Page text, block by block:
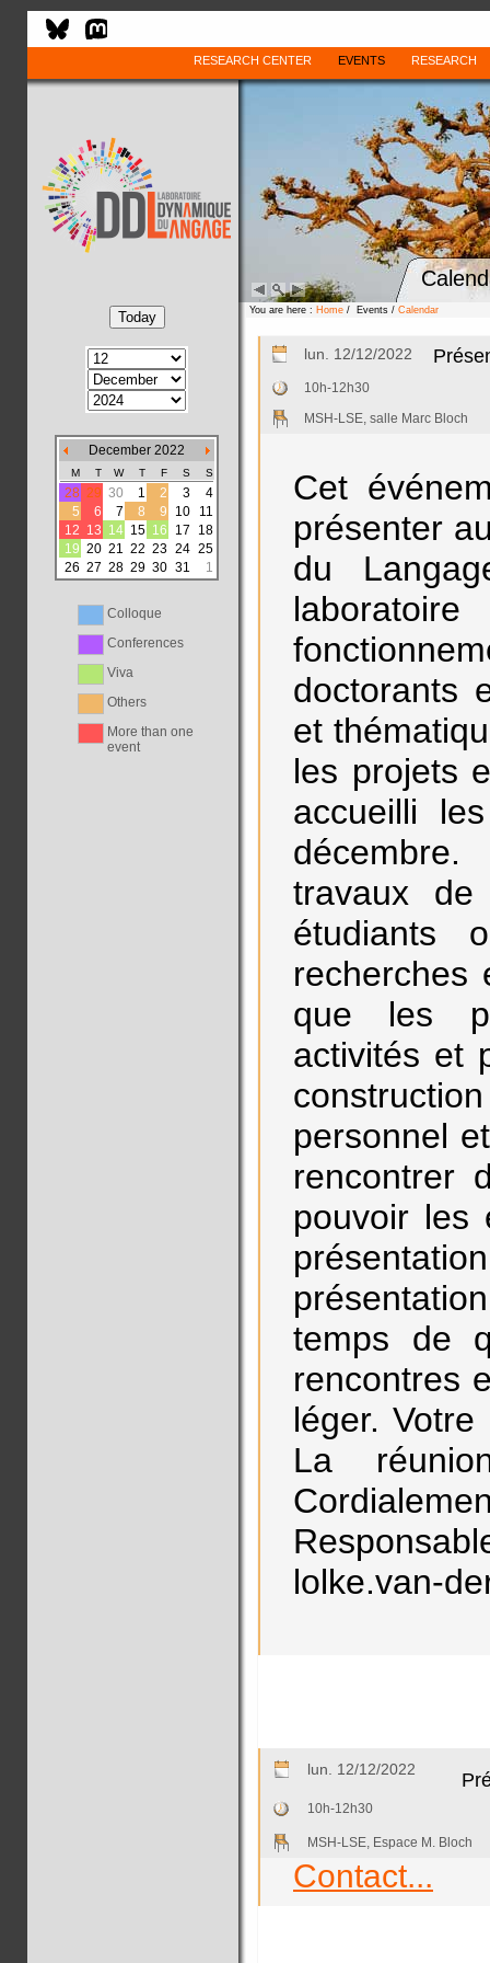
RESEARCH CENTER EVENTS RESEARCH
December 2022
M T W T F S S
28 29 30 1 2 3
4
5
6 7 8 9 10
11
12 13 14 15 16 17
18
19 20 21 22 23 24 25
26 27 28 29 30 31 1
Colloque
Conferences
Viva
Others
More than one
event
You are here : Home / Events / Calendar
lun. 12/12/2022
10h-12h30
MSH-LSE, salle Marc Bloch
Cet
présenter
du
doctorants
et
les projets
accueilli
travaux
étudiants
recherches
que les
activités et
personnel
rencontrer
pouvoir les
temps de
rencontres
léger.
La
lolke.van-
lun. 12/12/2022
10h-12h30
MSH-LSE, Espace M. Bloch
Contact...